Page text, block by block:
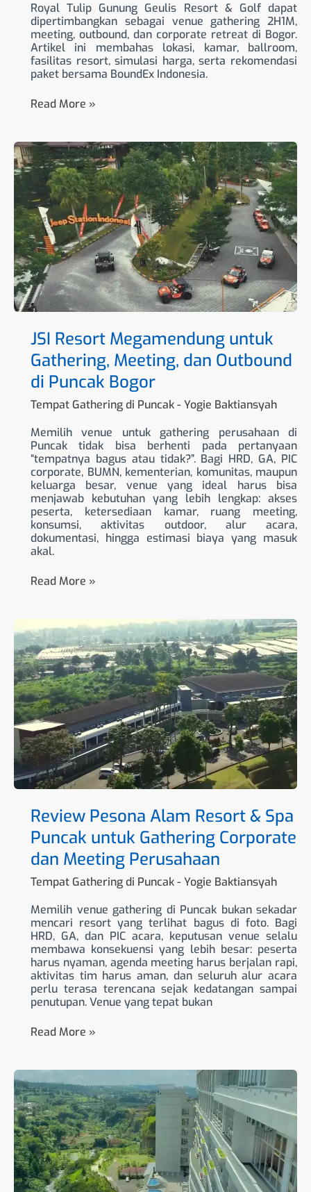
Royal Tulip Gunung Geulis Resort & Golf dapat
dipertimbangkan sebagai venue gathering 2H1M,
meeting, outbound, dan corporate retreat di Bogor.
Artikel ini membahas lokasi, kamar, ballroom,
fasilitas resort, simulasi harga, serta rekomendasi
paket bersama BoundEx Indonesia.
Read More »
JSI Resort Megamendung untuk
Gathering, Meeting, dan Outbound
di Puncak Bogor
Tempat Gathering di Puncak-Yogie Baktiansyah
Memilih venue untuk gathering perusahaan di
Puncak tidak bisa berhenti pada pertanyaan
“tempatnya bagus atau tidak?”. Bagi HRD, GA, PIC
corporate, BUMN, kementerian, komunitas, maupun
keluarga besar, venue yang ideal harus bisa
menjawab kebutuhan yang lebih lengkap: akses
peserta, ketersediaan kamar, ruang meeting,
konsumsi, aktivitas outdoor, alur acara,
dokumentasi, hingga estimasi biaya yang masuk
akal.
JSI
Resort
Megamendung
untuk
Gathering,
Meeting,
dan
Outbound
di
Puncak
Bogor
Read More »
Review Pesona Alam Resort & Spa
Puncak untuk Gathering Corporate
dan Meeting Perusahaan
Tempat Gathering di Puncak-Yogie Baktiansyah
Memilih venue gathering di Puncak bukan sekadar
mencari resort yang terlihat bagus di foto. Bagi
HRD, GA, dan PIC acara, keputusan venue selalu
membawa konsekuensi yang lebih besar: peserta
harus nyaman, agenda meeting harus berjalan rapi,
aktivitas tim harus aman, dan seluruh alur acara
perlu terasa terencana sejak kedatangan sampai
penutupan. Venue yang tepat bukan
Review
Pesona
Alam
Resort
&
Spa
Puncak
untuk
Gathering
Corporate
dan
Meeting
Perusahaan
Read More »
Paket
Gathering
Le
Eminence
Puncak
untuk
Meeting,
Outbound,
dan